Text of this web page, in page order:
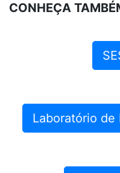
CONHEÇA
Laboratório de